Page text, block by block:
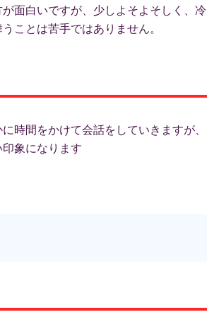
面白いですが、少しよそよそしく、冷
ことは苦手ではありません。
時間をかけて会話をしていきますが、
象になります